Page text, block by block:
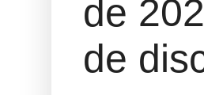
de
de